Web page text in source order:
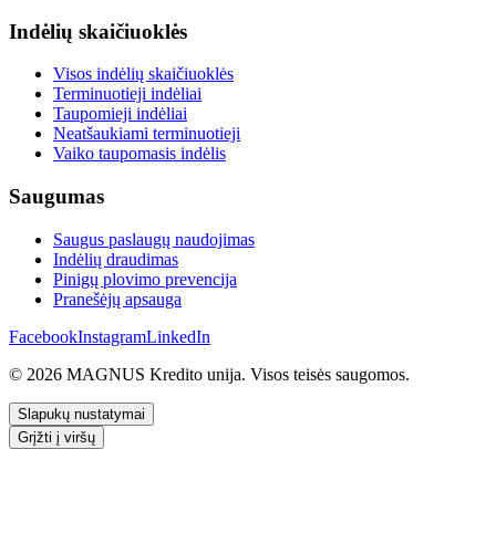
Indėlių skaičiuoklės
Visos indėlių skaičiuoklės
Terminuotieji indėliai
Taupomieji indėliai
Neatšaukiami terminuotieji
Vaiko taupomasis indėlis
Saugumas
Saugus paslaugų naudojimas
Indėlių draudimas
Pinigų plovimo prevencija
Pranešėjų apsauga
FacebookInstagramLinkedIn
© 2026 MAGNUS Kredito unija. Visos teisės saugomos.
Slapukų nustatymai
Grįžti į viršų